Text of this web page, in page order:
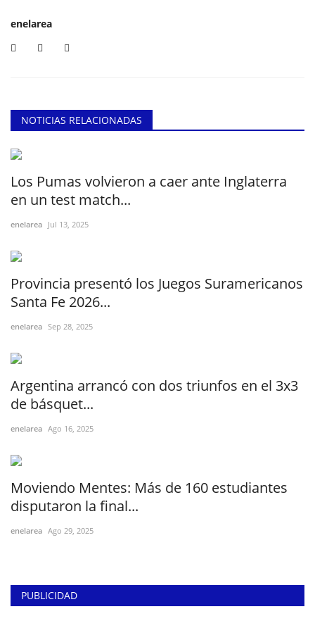
enelarea
NOTICIAS RELACIONADAS
Los Pumas volvieron a caer ante Inglaterra
en un test match...
enelarea Jul 13, 2025
Provincia presentó los Juegos Suramericanos
Santa Fe 2026...
enelarea Sep 28, 2025
Argentina arrancó con dos triunfos en el 3x3
de básquet...
enelarea Ago 16, 2025
Moviendo Mentes: Más de 160 estudiantes
disputaron la final...
enelarea Ago 29, 2025
PUBLICIDAD